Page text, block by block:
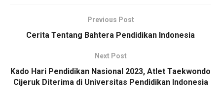
Previous Post
Cerita Tentang Bahtera Pendidikan Indonesia
Next Post
Kado Hari Pendidikan Nasional 2023, Atlet Taekwondo
Cijeruk Diterima di Universitas Pendidikan Indonesia